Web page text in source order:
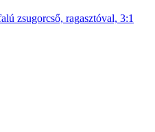
zsugorcső, ragasztóval, 3:1